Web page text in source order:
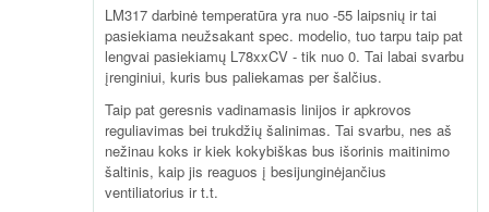
LM317 darbinė temperatūra yra nuo -55 laipsnių ir tai
pasiekiama neužsakant spec. modelio, tuo tarpu taip pat
lengvai pasiekiamų L78xxCV - tik nuo 0. Tai labai svarbu
įrenginiui, kuris bus paliekamas per šalčius.
Taip pat geresnis vadinamasis linijos ir apkrovos
reguliavimas bei trukdžių šalinimas. Tai svarbu, nes aš
nežinau koks ir kiek kokybiškas bus išorinis maitinimo
šaltinis, kaip jis reaguos į besijunginėjančius
ventiliatorius ir t.t.